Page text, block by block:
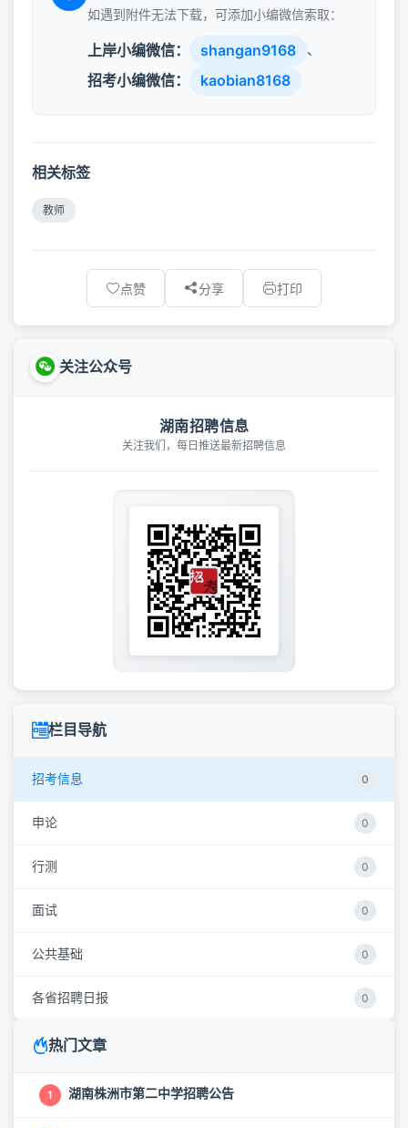
如遇到附件无法下载，可添加小编微信索取：
上岸小编微信： shangan9168 、
招考小编微信： kaobian8168
相关标签
教师
点赞 分享 打印
关注公众号
湖南招聘信息
关注我们，每日推送最新招聘信息
栏目导航
招考信息 0
申论 0
行测 0
面试 0
公共基础 0
各省招聘日报 0
热门文章
1 湖南株洲市第二中学招聘公告